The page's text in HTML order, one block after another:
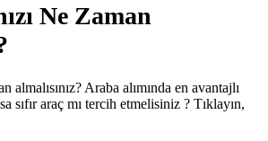
Ne Zaman
almalısınız? Araba alımında en avantajlı
sıfır araç mı tercih etmelisiniz ? Tıklayın,